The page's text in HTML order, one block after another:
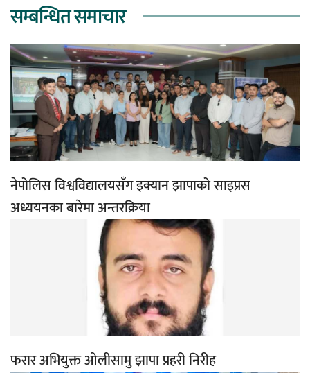
सम्बन्धित समाचार
नेपोलिस विश्वविद्यालयसँग इक्यान झापाको साइप्रस
अध्ययनका बारेमा अन्तरक्रिया
फरार अभियुक्त ओलीसामु झापा प्रहरी निरीह